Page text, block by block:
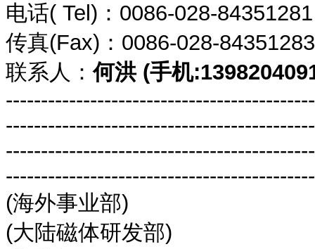
电话( Tel)：0086-028-
传真(Fax)：0086-028-
联系人：何洪 (手机
(海外事业部)
(大陆磁体研发部)